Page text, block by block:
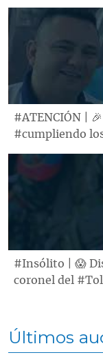
#ATENCIÓN |
#cumpliendo
#Insólito | 😱
coronel del
Últimos